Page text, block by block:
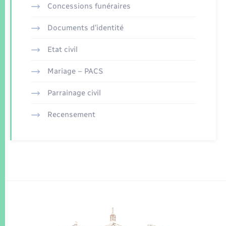
Concessions funéraires
Documents d’identité
Etat civil
Mariage – PACS
Parrainage civil
Recensement